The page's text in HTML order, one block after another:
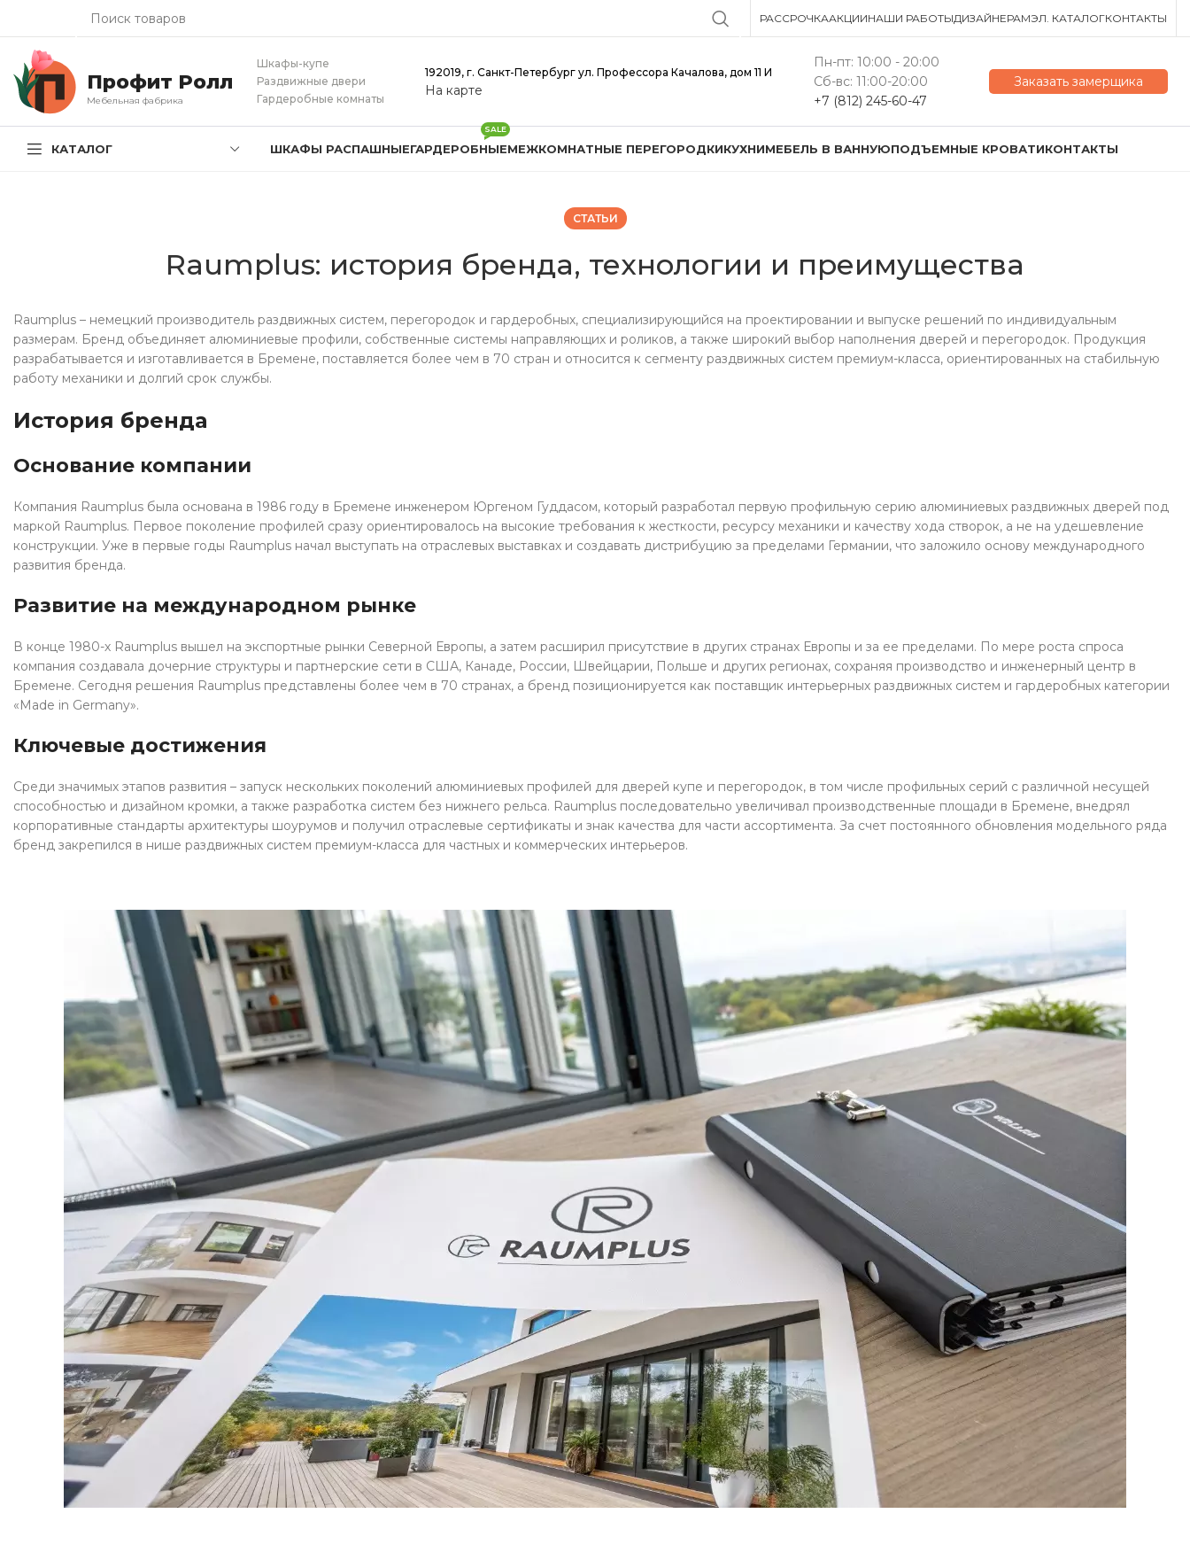
РАССРОЧКААКЦИИНАШИ РАБОТЫДИЗАЙНЕРАМЭЛ. КАТАЛОГКОНТАКТЫ
Профит Ролл
Мебельная фабрика
Шкафы-купе
Раздвижные двери
Гардеробные комнаты
192019, г. Санкт-Петербург ул. Профессора Качалова, дом 11 И
На карте
Пн-пт: 10:00 - 20:00
Сб-вс: 11:00-20:00
+7 (812) 245-60-47
Заказать замерщика
КАТАЛОГ ШКАФЫ РАСПАШНЫЕГАРДЕРОБНЫЕ
SALE
МЕЖКОМНАТНЫЕ ПЕРЕГОРОДКИКУХНИМЕБЕЛЬ В ВАННУЮПОДЪЕМНЫЕ КРОВАТИКОНТАКТЫ
СТАТЬИ
Raumplus: история бренда, технологии и преимущества
Raumplus – немецкий производитель раздвижных систем, перегородок и гардеробных, специализирующийся на проектировании и выпуске решений по индивидуальным
размерам. Бренд объединяет алюминиевые профили, собственные системы направляющих и роликов, а также широкий выбор наполнения дверей и перегородок. Продукция
разрабатывается и изготавливается в Бремене, поставляется более чем в 70 стран и относится к сегменту раздвижных систем премиум-класса, ориентированных на стабильную
работу механики и долгий срок службы.
История бренда
Основание компании
Компания Raumplus была основана в 1986 году в Бремене инженером Юргеном Гуддасом, который разработал первую профильную серию алюминиевых раздвижных дверей под
маркой Raumplus. Первое поколение профилей сразу ориентировалось на высокие требования к жесткости, ресурсу механики и качеству хода створок, а не на удешевление
конструкции. Уже в первые годы Raumplus начал выступать на отраслевых выставках и создавать дистрибуцию за пределами Германии, что заложило основу международного
развития бренда.
Развитие на международном рынке
В конце 1980-х Raumplus вышел на экспортные рынки Северной Европы, а затем расширил присутствие в других странах Европы и за ее пределами. По мере роста спроса
компания создавала дочерние структуры и партнерские сети в США, Канаде, России, Швейцарии, Польше и других регионах, сохраняя производство и инженерный центр в
Бремене. Сегодня решения Raumplus представлены более чем в 70 странах, а бренд позиционируется как поставщик интерьерных раздвижных систем и гардеробных категории
«Made in Germany».
Ключевые достижения
Среди значимых этапов развития – запуск нескольких поколений алюминиевых профилей для дверей купе и перегородок, в том числе профильных серий с различной несущей
способностью и дизайном кромки, а также разработка систем без нижнего рельса. Raumplus последовательно увеличивал производственные площади в Бремене, внедрял
корпоративные стандарты архитектуры шоурумов и получил отраслевые сертификаты и знак качества для части ассортимента. За счет постоянного обновления модельного ряда
бренд закрепился в нише раздвижных систем премиум-класса для частных и коммерческих интерьеров.